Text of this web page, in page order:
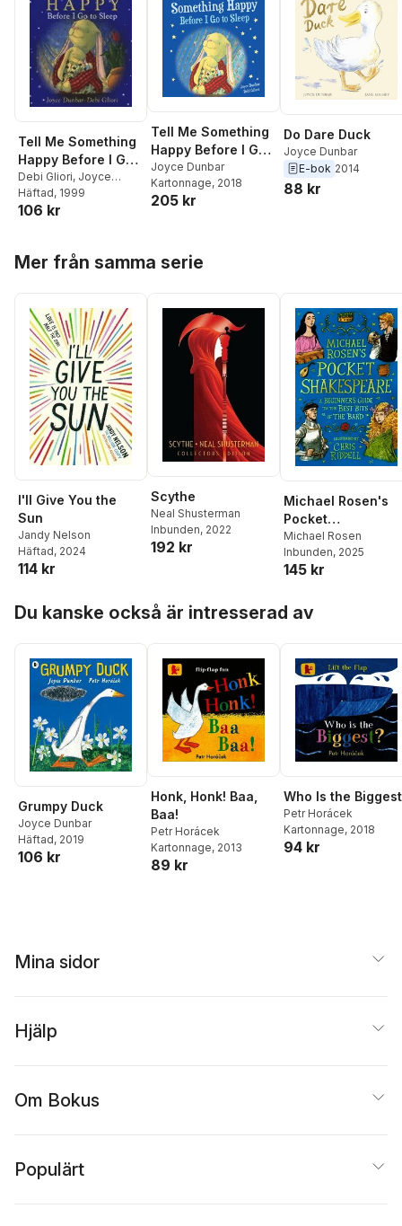
Tell Me Something
Happy Before I Go
To Sleep
Debi Gliori, Joyce
Dunbar
Häftad, 1999
106 kr
Tell Me Something
Happy Before I Go
to Sleep Padded
Joyce Dunbar
Kartonnage, 2018
205 kr
Do Dare Duck
Joyce Dunbar
E-bok 2014
88 kr
Mer från samma serie
I'll Give You the
Sun
Jandy Nelson
Häftad, 2024
114 kr
Scythe
Neal Shusterman
Inbunden, 2022
192 kr
Michael Rosen's
Pocket
Shakespeare: A
Beginner's Guide
the Best Bits of
Michael Rosen
Inbunden, 2025
145 kr
Du kanske också är intresserad av
Grumpy Duck
Joyce Dunbar
Häftad, 2019
106 kr
Honk, Honk! Baa,
Baa!
Petr Horácek
Kartonnage, 2013
89 kr
Who Is the
Petr Horácek
Kartonnage, 2018
94 kr
Mina sidor
Hjälp
Om Bokus
Populärt